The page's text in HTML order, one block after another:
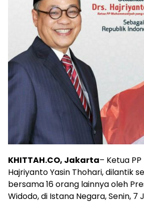
KHITTAH.CO, Jakarta– Ketua
Hajriyanto Yasin Thohari, dilantik
bersama 16 orang lainnya oleh
Widodo, di Istana Negara, Senin, 7